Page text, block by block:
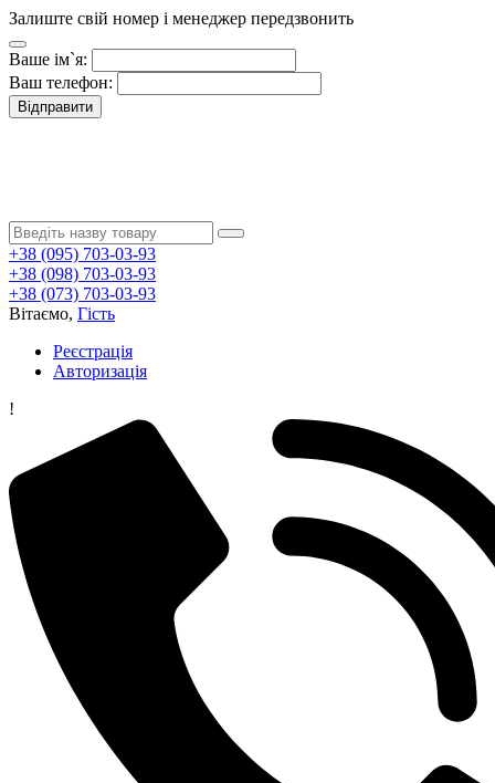
Залиште свій номер і менеджер передзвонить
Ваше ім`я:
Ваш телефон:
Відправити
+38 (095) 703-03-93
+38 (098) 703-03-93
+38 (073) 703-03-93
Вітаємо, Гість
Реєстрація
Авторизація
!